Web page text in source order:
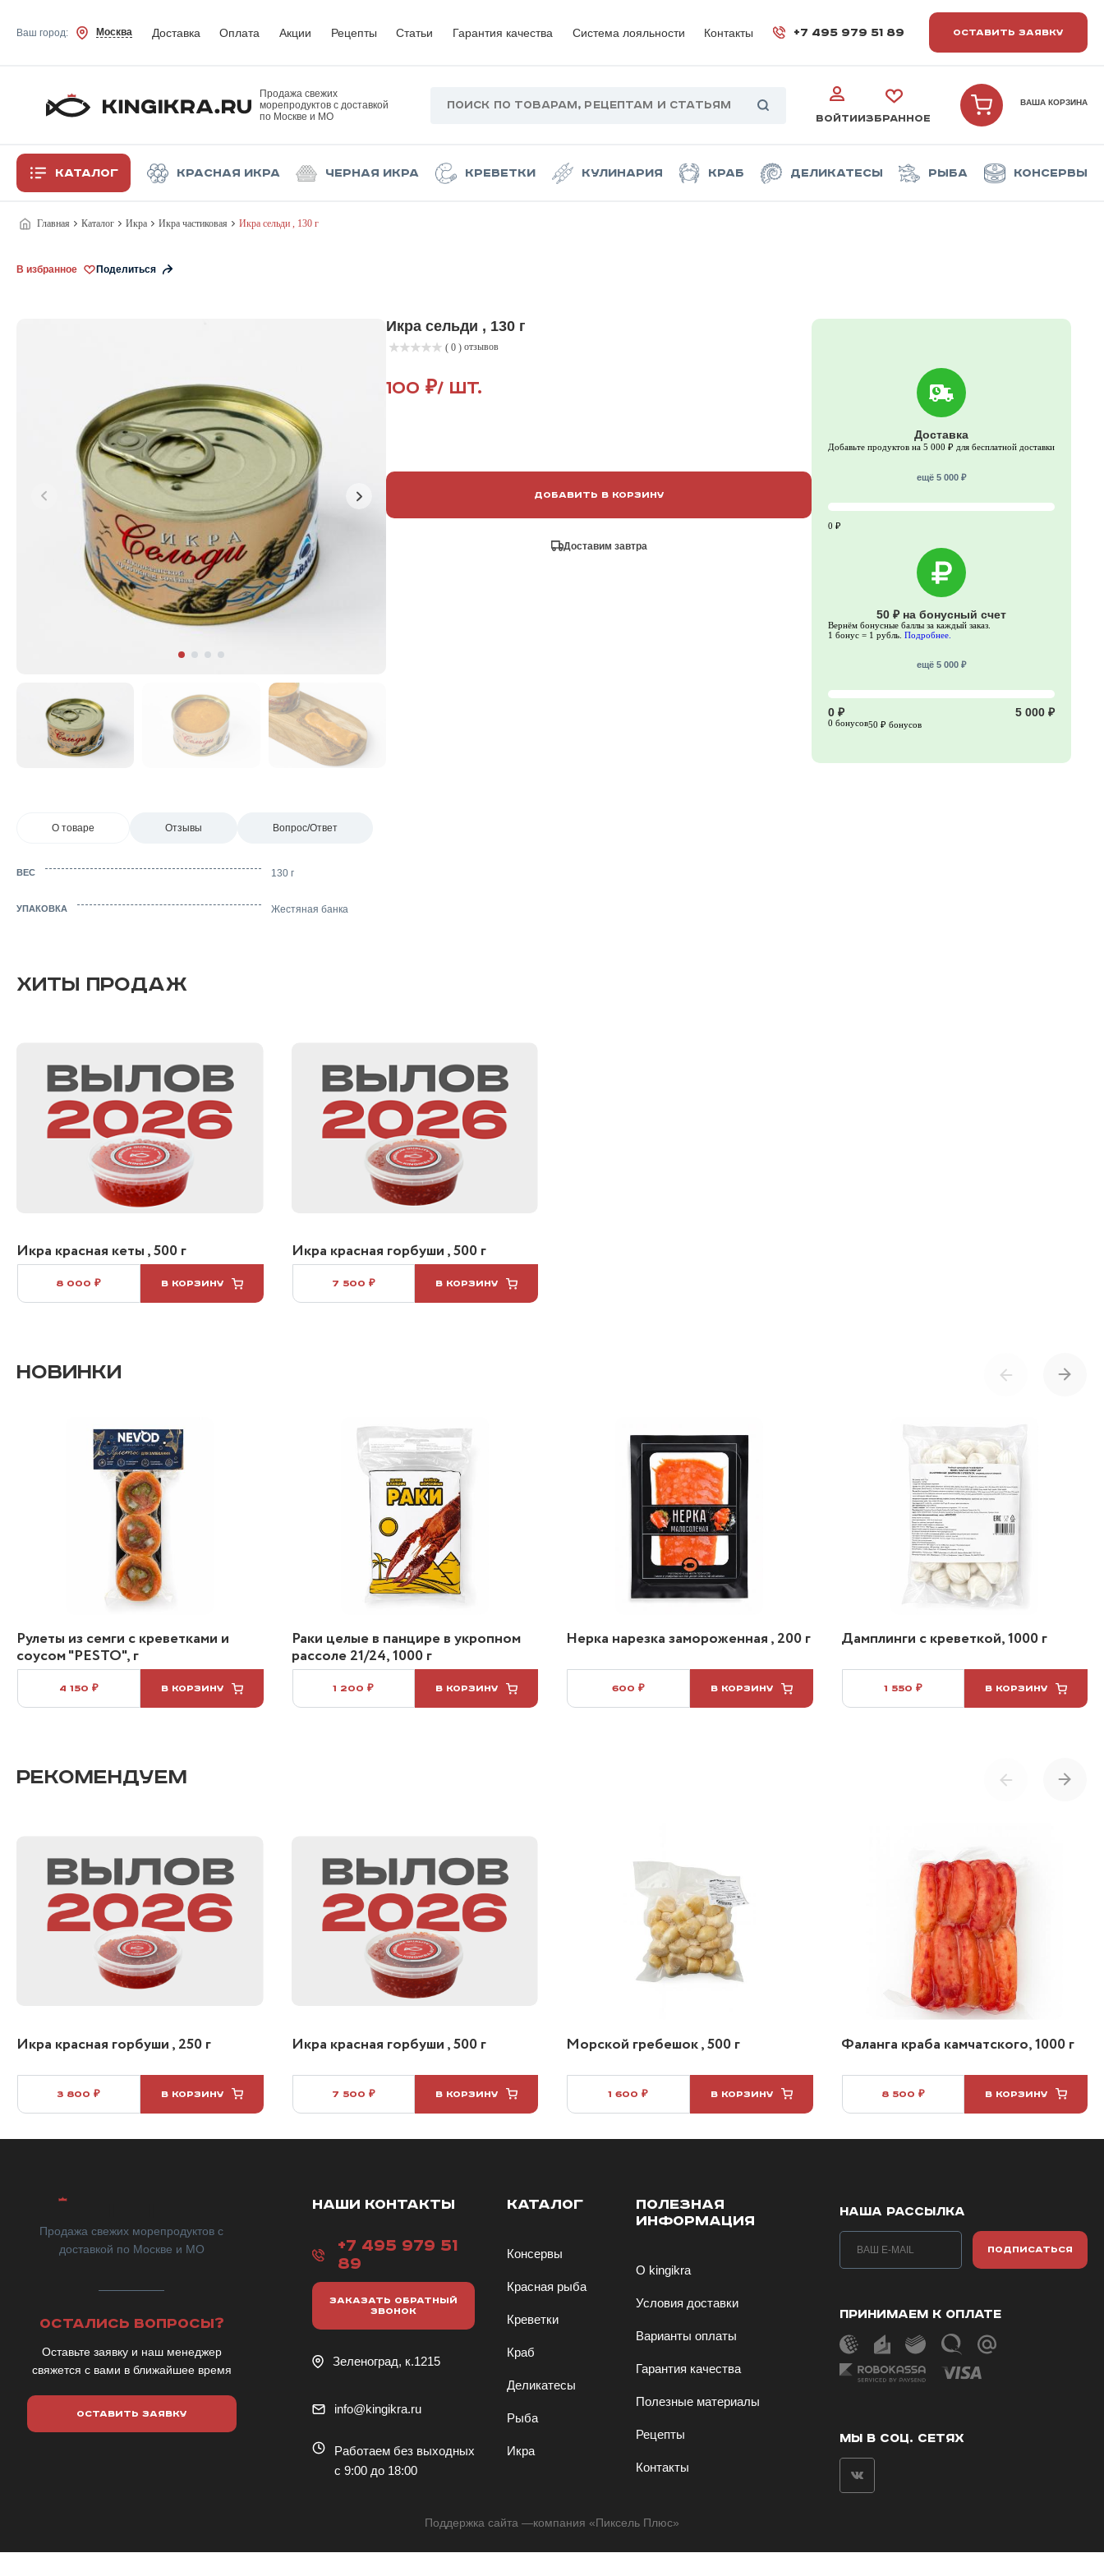
Ваш город: Москва Доставка Оплата Акции Рецепты Статьи Гарантия качества Система лояльности Контакты +7 495 979 51 89 ОСТАВИТЬ ЗАЯВКУ
Продажа свежих
морепродуктов с доставкой
по Москве и МО
ВОЙТИИЗБРАННОЕ
ВАША КОРЗИНА
Каталог Красная икра Черная икра Креветки Кулинария Краб Деликатесы Рыба Консервы
Главная Каталог Икра Икра частиковая Икра сельди , 130 г
В избранное
Икра сельди , 130 г
( 0 ) отзывов
100 ₽/ шт.
Добавить в корзину
Доставим завтра
Доставка
Добавьте продуктов на 5 000 ₽ для бесплатной доставки
ещё 5 000 ₽
0 ₽
50 ₽ на бонусный счет
Вернём бонусные баллы за каждый заказ.
1 бонус = 1 рубль. Подробнее.
ещё 5 000 ₽
0 ₽ 5 000 ₽
0 бонусов50 ₽ бонусов
О товаре Отзывы Вопрос/Ответ
ВЕС 130 г
УПАКОВКА Жестяная банка
ХИТЫ ПРОДАЖ
Икра красная кеты , 500 г
8 000 ₽ В КОРЗИНУ
Икра красная горбуши , 500 г
7 500 ₽ В КОРЗИНУ
НОВИНКИ
Рулеты из семги с креветками и
соусом "PESTO", г
4 150 ₽ В КОРЗИНУ
Раки целые в панцире в укропном
рассоле 21/24, 1000 г
1 200 ₽ В КОРЗИНУ
Нерка нарезка замороженная , 200 г
600 ₽ В КОРЗИНУ
Дамплинги с креветкой, 1000 г
1 550 ₽ В КОРЗИНУ
РЕКОМЕНДУЕМ
Икра красная горбуши , 250 г
3 800 ₽ В КОРЗИНУ
Икра красная горбуши , 500 г
7 500 ₽ В КОРЗИНУ
Морской гребешок , 500 г
1 600 ₽ В КОРЗИНУ
Фаланга краба камчатского, 1000 г
8 500 ₽ В КОРЗИНУ
Продажа свежих морепродуктов с
доставкой по Москве и МО
ОСТАЛИСЬ ВОПРОСЫ?
Оставьте заявку и наш менеджер
свяжется с вами в ближайшее время
ОСТАВИТЬ ЗАЯВКУ
НАШИ КОНТАКТЫ
+7 495 979 51
89
ЗАКАЗАТЬ ОБРАТНЫЙ
ЗВОНОК
Зеленоград, к.1215
info@kingikra.ru
Работаем без выходных
с 9:00 до 18:00
КАТАЛОГ
Консервы
Красная рыба
Креветки
Краб
Деликатесы
Рыба
Икра
ПОЛЕЗНАЯ
ИНФОРМАЦИЯ
О kingikra
Условия доставки
Варианты оплаты
Гарантия качества
Полезные материалы
Рецепты
Контакты
НАША РАССЫЛКА
ПОДПИСАТЬСЯ
ПРИНИМАЕМ К ОПЛАТЕ
МЫ В СОЦ. СЕТЯХ
Поддержка сайта —компания «Пиксель Плюс»